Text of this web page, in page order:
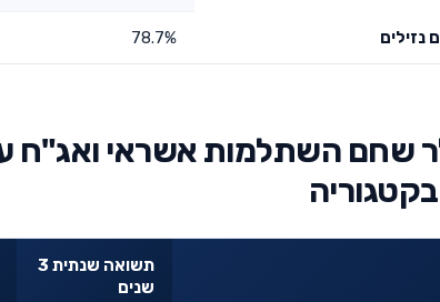
נזילים 78.7%
תשואה שנתית 3
שנים